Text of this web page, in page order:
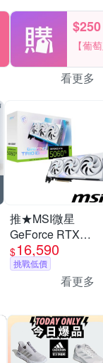
$250
【葡
看更多
推★MSI微星
GeForce RTX
5060 Ti 8G
GAMING TRIO
OC WHITE 顯示卡
$16,590
挑戰低價
看更多